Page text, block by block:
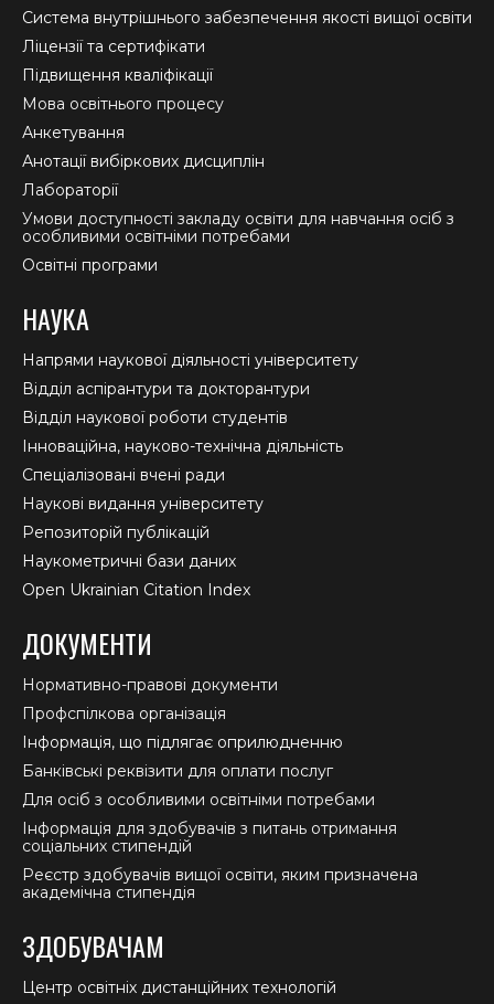
new
window
new
window
new
window
Система внутрішнього забезпечення якості вищої освіти
Ліцензії та сертифікати
Підвищення кваліфікації
Мова освітнього процесу
Анкетування
Анотації вибіркових дисциплін
Лабораторії
Умови доступності закладу освіти для навчання осіб з
особливими освітніми потребами
Освітні програми
НАУКА
Напрями наукової діяльності університету
Відділ аспірантури та докторантури
Відділ наукової роботи студентів
Інноваційна, науково-технічна діяльність
Спеціалізовані вчені ради
Наукові видання університету
Репозиторій публікацій
Наукометричні бази даних
Open Ukrainian Citation Index
ДОКУМЕНТИ
Нормативно-правові документи
Профспілкова організація
Інформація, що підлягає оприлюдненню
Банківські реквізити для оплати послуг
Для осіб з особливими освітніми потребами
Інформація для здобувачів з питань отримання
соціальних стипендій
Реєстр здобувачів вищої освіти, яким призначена
академічна стипендія
ЗДОБУВАЧАМ
Центр освітніх дистанційних технологій